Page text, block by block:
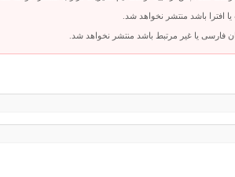
افترا باشد منتشر نخواهد شد.
فارسی یا غیر مرتبط باشد منتشر نخواهد شد.